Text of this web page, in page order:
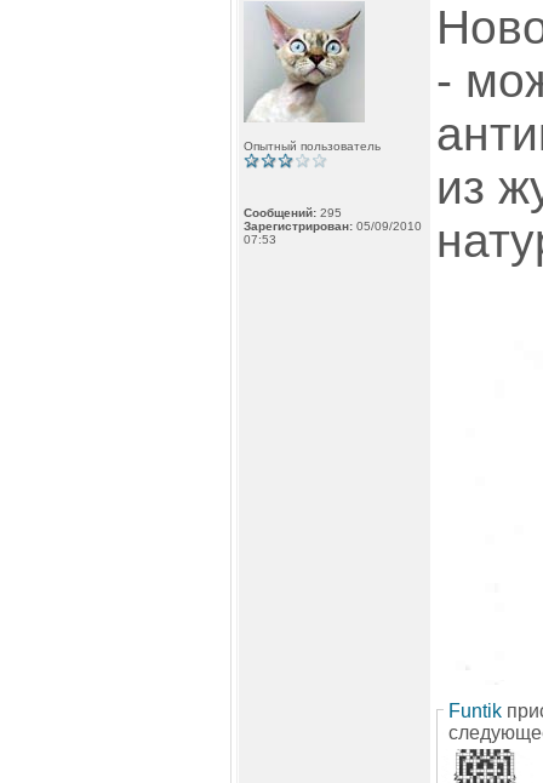
Опытный пользователь
Сообщений: 295
Зарегистрирован: 05/09/2010
07:53
-
из
Funtik